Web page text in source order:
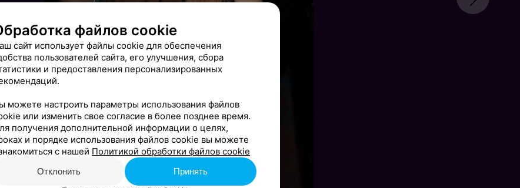
файлов cookie
сайт использует файлы cookie для обеспечения
пользователей сайта, его улучшения, сбора
и предоставления персонализированных
можете настроить параметры использования файлов
или изменить свое согласие в более позднее время.
получения дополнительной информации о целях,
и порядке использования файлов cookie вы можете
с нашей Политикой обработки файлов cookie
Отклонить Принять